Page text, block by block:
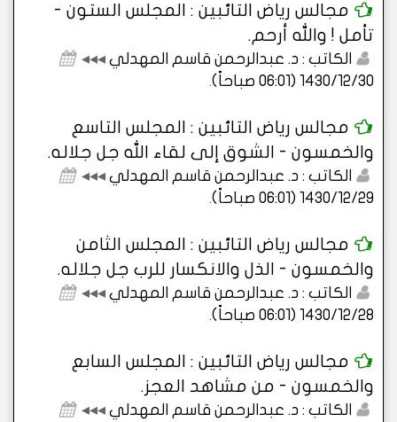
مجالس رياض التائبين : المجلس الستون -
تأمل ! والله أرحم.
الكاتب : د. عبدالرحمن قاسم المهدلي ◂◂◂
1430/12/30 (06:01 صباحاً)
.
مجالس رياض التائبين : المجلس التاسع
والخمسون - الشوق إلى لقاء الله جل جلاله.
الكاتب : د. عبدالرحمن قاسم المهدلي ◂◂◂
1430/12/29 (06:01 صباحاً)
.
مجالس رياض التائبين : المجلس الثامن
والخمسون - الذل والانكسار للرب جل جلاله.
الكاتب : د. عبدالرحمن قاسم المهدلي ◂◂◂
1430/12/28 (06:01 صباحاً)
.
مجالس رياض التائبين : المجلس السابع
والخمسون - من مشاهد العجز.
الكاتب : د. عبدالرحمن قاسم المهدلي ◂◂◂